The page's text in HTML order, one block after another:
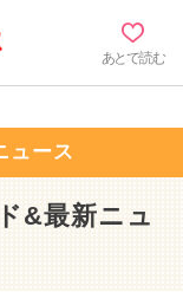
あとで読む
ュース
&最新ニュ